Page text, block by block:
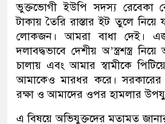
ভুক্তভোগী ইউপি সদস্য রেবেকা
টাকায় তৈরি রাস্তার ইট তুলে নিয়ে
লোকজন। আমরা বাধা দেই।
দলাবদ্ধভাবে দেশীয় অ’স্ত্রশস্ত্র
চালায় এবং আমার স্বামীকে
আমাকেও মারধর করে। সরকারের
রক্ষা ও আমাদের ওপর হামলার
এ বিষয়ে অভিযুক্তদের মতামত